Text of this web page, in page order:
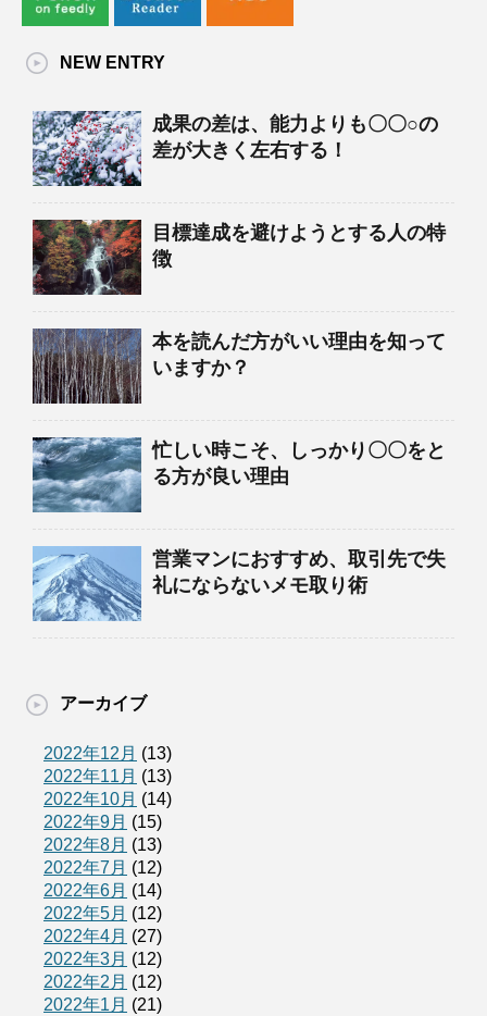
NEW ENTRY
成果の差は、能力よりも〇〇○の
差が大きく左右する！
目標達成を避けようとする人の特
徴
本を読んだ方がいい理由を知って
いますか？
忙しい時こそ、しっかり〇〇をと
る方が良い理由
営業マンにおすすめ、取引先で失
礼にならないメモ取り術
アーカイブ
2022年12月 (13)
2022年11月 (13)
2022年10月 (14)
2022年9月 (15)
2022年8月 (13)
2022年7月 (12)
2022年6月 (14)
2022年5月 (12)
2022年4月 (27)
2022年3月 (12)
2022年2月 (12)
2022年1月 (21)